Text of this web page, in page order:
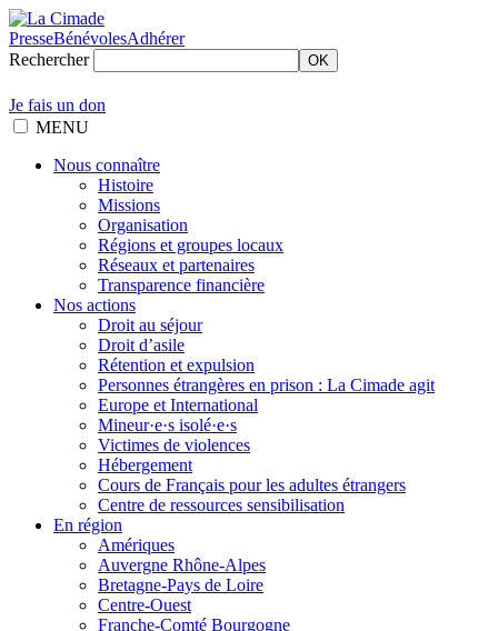
PresseBénévolesAdhérer
Rechercher
OK
Je fais un don
MENU
Nous connaître
Histoire
Missions
Organisation
Régions et groupes locaux
Réseaux et partenaires
Transparence financière
Nos actions
Droit au séjour
Droit d’asile
Rétention et expulsion
Personnes étrangères en prison : La Cimade agit
Europe et International
Mineur·e·s isolé·e·s
Victimes de violences
Hébergement
Cours de Français pour les adultes étrangers
Centre de ressources sensibilisation
En région
Amériques
Auvergne Rhône-Alpes
Bretagne-Pays de Loire
Centre-Ouest
Franche-Comté Bourgogne